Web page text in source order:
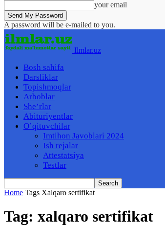
your email
A password will be e-mailed to you.
Ilmlar.uz
Bosh sahifa
Darsliklar
Topishmoqlar
Arboblar
She’rlar
Abituriyentlar
O’qituvchilar
Imtihon Javoblari 2024
Ish rejalar
Attestatsiya
Testlar
Home Tags Xalqaro sertifikat
Tag: xalqaro sertifikat